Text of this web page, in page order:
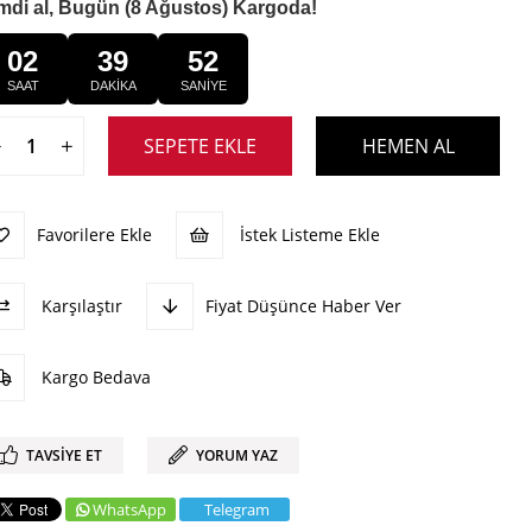
al, Bugün (8 Ağustos) Kargoda!
02
SAAT
39
DAKİKA
51
SANİYE
Favorilere Ekle İstek Listeme Ekle
Karşılaştır Fiyat Düşünce Haber Ver
Kargo Bedava
TAVSIYE ET YORUM YAZ
WhatsApp Telegram